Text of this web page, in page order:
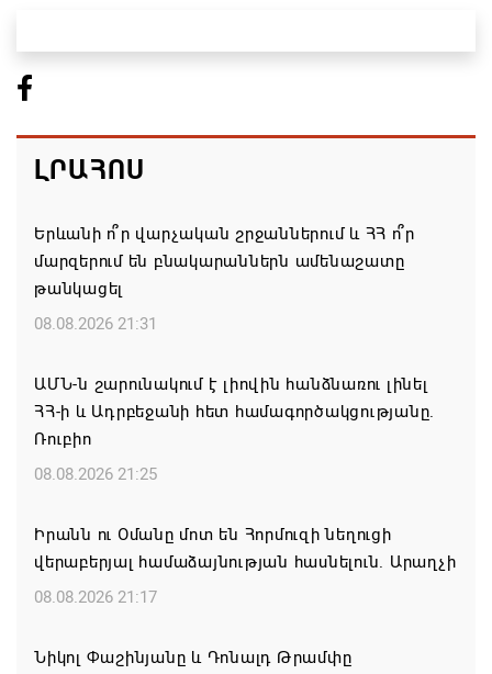
ԼՐԱՀՈՍ
Երևանի ո՞ր վարչական շրջաններում և ՀՀ ո՞ր
մարզերում են բնակարաններն ամենաշատը
թանկացել
08.08.2026 21:31
ԱՄՆ-ն շարունակում է լիովին հանձնառու լինել
ՀՀ-ի և Ադրբեջանի հետ համագործակցությանը.
Ռուբիո
08.08.2026 21:25
Իրանն ու Օմանը մոտ են Հորմուզի նեղուցի
վերաբերյալ համաձայնության հասնելուն. Արաղչի
08.08.2026 21:17
Նիկոլ Փաշինյանը և Դոնալդ Թրամփը